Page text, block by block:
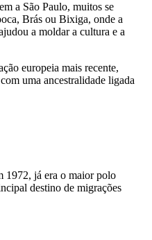
a São Paulo, muitos se
Brás ou Bixiga, onde a
a moldar a cultura e a
europeia mais recente,
uma ancestralidade ligada
1972, já era o maior polo
destino de migrações